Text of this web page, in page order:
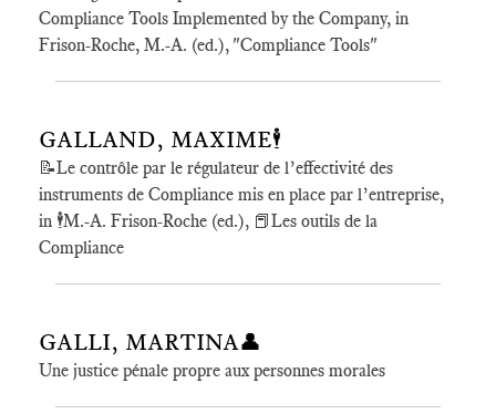
Compliance Tools Implemented by the Company, in
Frison-Roche, M.-A. (ed.), "Compliance Tools"
GALLAND, MAXIME🕴️
📝Le contrôle par le régulateur de l’effectivité des
instruments de Compliance mis en place par l’entreprise,
in 🕴️M.-A. Frison-Roche (ed.), 📕Les outils de la
Compliance
GALLI, MARTINA👤
Une justice pénale propre aux personnes morales